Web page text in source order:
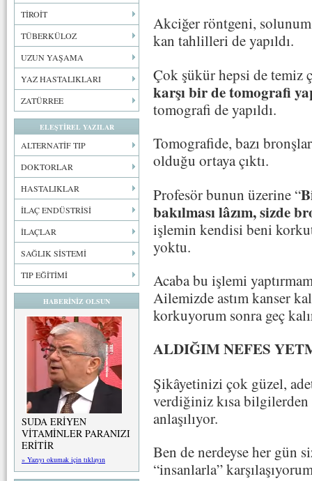
TİROİT
TÜBERKÜLOZ
UZUN YAŞAMA
YAZ HASTALIKLARI
ZATÜRREE
ELEŞTİREL YAZILAR
ALTERNATİF TIP
DOKTORLAR
HASTALIKLAR
İLAÇ ENDÜSTRİSİ
İLAÇLAR
SAĞLIK SİSTEMİ
TIP EĞİTİMİ
HABERİNİZ OLSUN
SUDA ERİYEN
VİTAMİNLER PARANIZI
ERİTİR
» Yazıyı okumak için tıklayın
Akciğer röntgeni,
kan tahlilleri de yapıldı.
Çok şükür hepsi de temiz
karşı bir de tomografi
tomografi de yapıldı.
Tomografide, bazı
olduğu ortaya çıktı.
Profesör bunun üzerine “
bakılması lâzım, sizde
işlemin kendisi beni
yoktu.
Acaba bu işlemi
Ailemizde astım kanser
korkuyorum sonra geç
ALDIĞIM NEFES
Şikâyetinizi çok güzel,
verdiğiniz kısa bilgilerden
anlaşılıyor.
Ben de nerdeyse her gün
“insanlarla”